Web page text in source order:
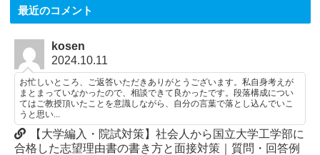
最近のコメント
kosen
2024.10.11
お忙しいところ、ご返答いただきありがとうございます。私自身考えが
まとまっていなかったので、相談できて良かったです。段落構成につい
てはご教授頂いたことを意識しながら、自分の言葉で落とし込んでいこ
うと思い...
【大学編入・院試対策】社会人から国立大学工学部に
合格した志望理由書の書き方と面接対策｜質問・回答例